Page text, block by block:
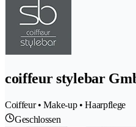
coiffeur stylebar
Coiffeur • Make-up • Haarpflege
Geschlossen